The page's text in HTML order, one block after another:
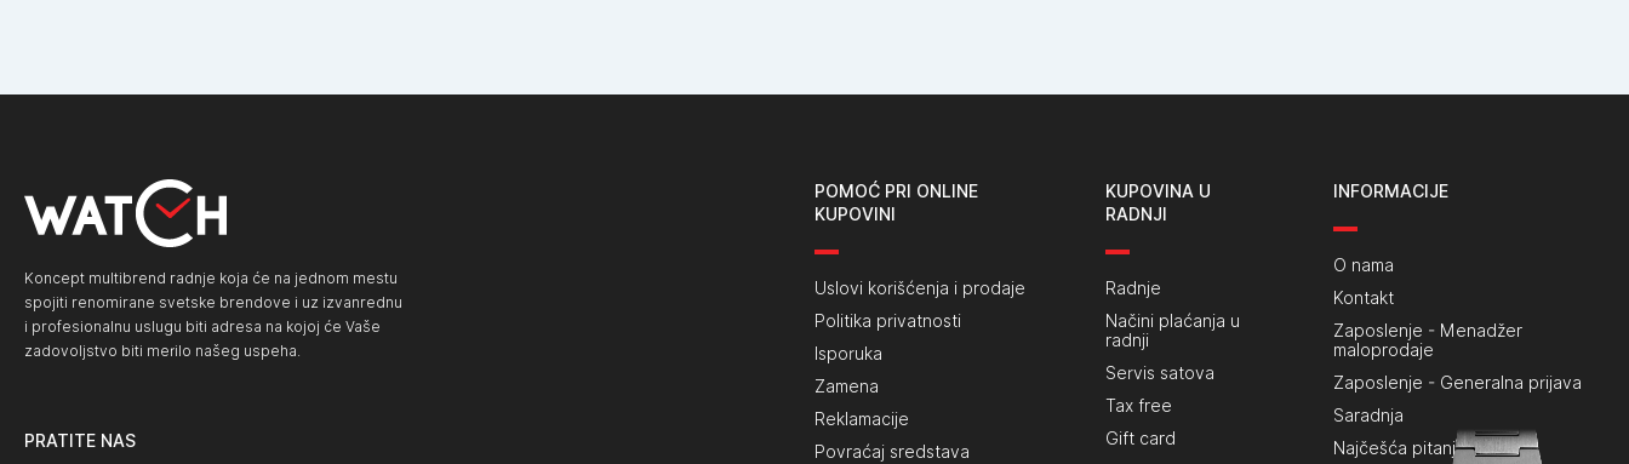
Koncept multibrend radnje koja će na jednom mestu
spojiti renomirane svetske brendove i uz izvanrednu
i profesionalnu uslugu biti adresa na kojoj će Vaše
zadovoljstvo biti merilo našeg uspeha.
PRATITE NAS
POMOĆ PRI ONLINE
KUPOVINI
Uslovi korišćenja i prodaje
Politika privatnosti
Isporuka
Zamena
Reklamacije
Povraćaj sredstava
KUPOVINA U
RADNJI
Radnje
Načini plaćanja u
radnji
Servis satova
Tax free
Gift card
INFORMACIJE
O nama
Kontakt
Zaposlenje - Menadžer
maloprodaje
Zaposlenje - Generalna prijava
Saradnja
Najčešća pitanja